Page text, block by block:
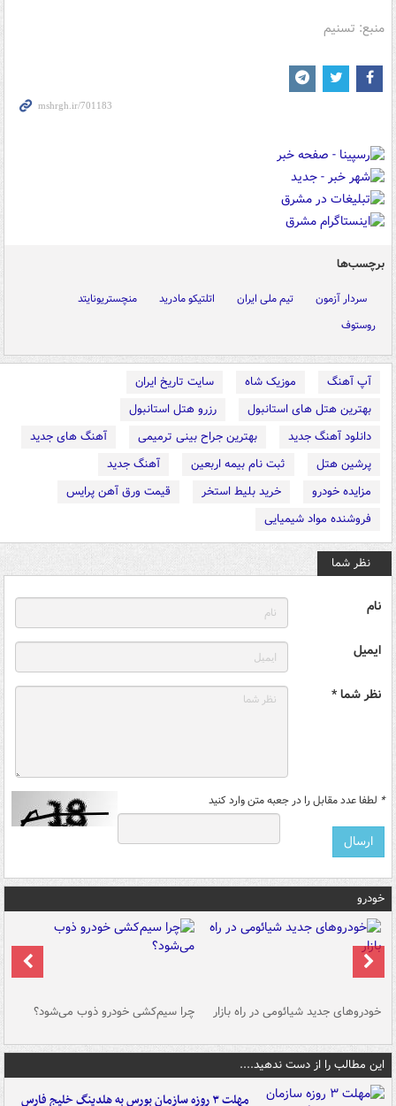
منبع: تسنیم
برچسب‌ها
سردار آزمون تیم ملی ایران اتلتیکو مادرید
منچستریونایتد
روستوف
آپ آهنگ موزیک شاه
سایت تاریخ ایران
بهترین هتل های استانبول
رزرو هتل استانبول
دانلود آهنگ جدید
بهترین جراح بینی ترمیمی
آهنگ های جدید
پرشین هتل
ثبت نام بیمه اربعین
آهنگ جدید
مزایده خودرو
خرید بلیط استخر
قیمت ورق آهن پرایس
فروشنده مواد شیمیایی
نظر شما
نام
ایمیل
نظر شما *
* لطفا عدد مقابل را در جعبه متن وارد کنید
خودرو
خودروهای جدید شیائومی در راه بازار چرا سیم‌کشی خودرو ذوب می‌شود؟
این مطالب را از دست ندهید....
مهلت ۳ روزه سازمان بورس به هلدینگ خلیج فارس